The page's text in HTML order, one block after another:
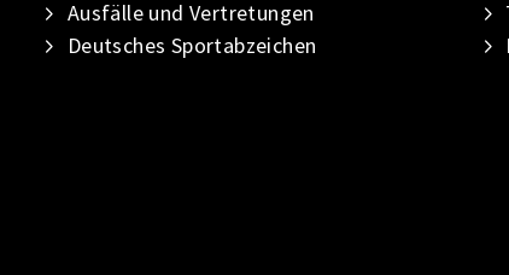
Ausfälle und Vertretungen
Deutsches Sportabzeichen